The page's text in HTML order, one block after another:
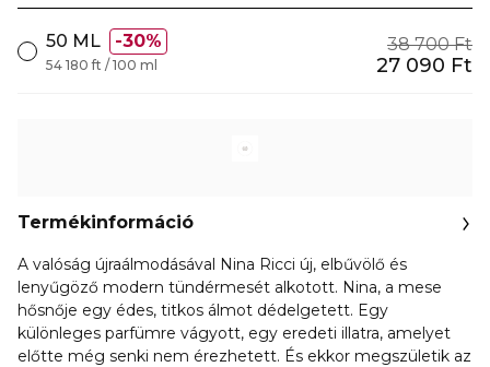
50 ML 30% 38 700 Ft
27 090 Ft
54 180 ft / 100 ml
Termékinformáció
A valóság újraálmodásával Nina Ricci új, elbűvölő és
lenyűgöző modern tündérmesét alkotott. Nina, a mese
hősnője egy édes, titkos álmot dédelgetett. Egy
különleges parfümre vágyott, egy eredeti illatra, amelyet
előtte még senki nem érezhetett. És ekkor megszületik az